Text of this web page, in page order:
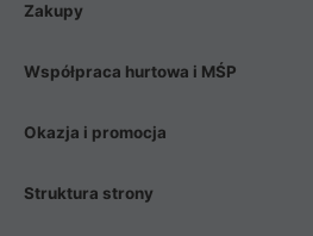
Zakupy
Współpraca hurtowa i MŚP
Okazja i promocja
Struktura strony